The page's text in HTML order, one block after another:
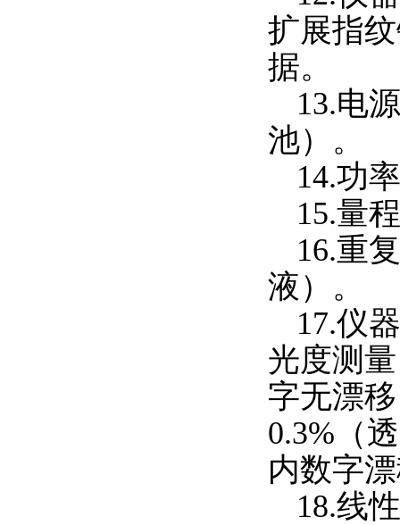
扩展指
据。
13.电
池）。
14.功
15.量
16.重
液）。
17.仪
光度测
字无漂
0.3% （
内数字
18.线